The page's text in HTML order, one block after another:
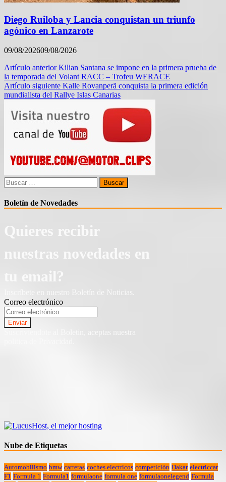
Diego Ruiloba y Lancia conquistan un triunfo
agónico en Lanzarote
09/08/202609/08/2026
Navegación
de
entradas
Artículo anterior Kilian Santana se impone en la primera prueba de
la temporada del Volant RACC – Trofeu WERACE
Artículo siguiente Kalle Rovanperä conquista la primera edición
mundialista del Rallye Islas Canarias
Buscar:
Boletín de Novedades
Quieres recibir
nuestras novedades en
tu email?
Inscríbete en nuestro Boletín de Noticias.
Correo electrónico
Suscriviendote al Boletin, aceptas nuestra
Nube de Etiquetas
Automobilismo bmw carreras coches electricos competición Dakar electriccar
F1 Formula 1 Formula1 formulaone formula one formulaonelegend Formula